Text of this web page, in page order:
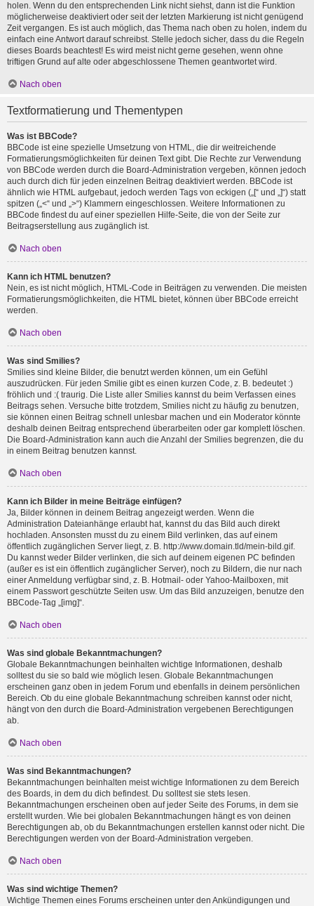
holen. Wenn du den entsprechenden Link nicht siehst, dann ist die Funktion
möglicherweise deaktiviert oder seit der letzten Markierung ist nicht genügend
Zeit vergangen. Es ist auch möglich, das Thema nach oben zu holen, indem du
einfach eine Antwort darauf schreibst. Stelle jedoch sicher, dass du die Regeln
dieses Boards beachtest! Es wird meist nicht gerne gesehen, wenn ohne
triftigen Grund auf alte oder abgeschlossene Themen geantwortet wird.
Nach oben
Textformatierung und Thementypen
Was ist BBCode?
BBCode ist eine spezielle Umsetzung von HTML, die dir weitreichende
Formatierungsmöglichkeiten für deinen Text gibt. Die Rechte zur Verwendung
von BBCode werden durch die Board-Administration vergeben, können jedoch
auch durch dich für jeden einzelnen Beitrag deaktiviert werden. BBCode ist
ähnlich wie HTML aufgebaut, jedoch werden Tags von eckigen („[“ und „]“) statt
spitzen („<“ und „>“) Klammern eingeschlossen. Weitere Informationen zu
BBCode findest du auf einer speziellen Hilfe-Seite, die von der Seite zur
Beitragserstellung aus zugänglich ist.
Nach oben
Kann ich HTML benutzen?
Nein, es ist nicht möglich, HTML-Code in Beiträgen zu verwenden. Die meisten
Formatierungsmöglichkeiten, die HTML bietet, können über BBCode erreicht
werden.
Nach oben
Was sind Smilies?
Smilies sind kleine Bilder, die benutzt werden können, um ein Gefühl
auszudrücken. Für jeden Smilie gibt es einen kurzen Code, z. B. bedeutet :)
fröhlich und :( traurig. Die Liste aller Smilies kannst du beim Verfassen eines
Beitrags sehen. Versuche bitte trotzdem, Smilies nicht zu häufig zu benutzen,
sie können einen Beitrag schnell unlesbar machen und ein Moderator könnte
deshalb deinen Beitrag entsprechend überarbeiten oder gar komplett löschen.
Die Board-Administration kann auch die Anzahl der Smilies begrenzen, die du
in einem Beitrag benutzen kannst.
Nach oben
Kann ich Bilder in meine Beiträge einfügen?
Ja, Bilder können in deinem Beitrag angezeigt werden. Wenn die
Administration Dateianhänge erlaubt hat, kannst du das Bild auch direkt
hochladen. Ansonsten musst du zu einem Bild verlinken, das auf einem
öffentlich zugänglichen Server liegt, z. B. http://www.domain.tld/mein-bild.gif.
Du kannst weder Bilder verlinken, die sich auf deinem eigenen PC befinden
(außer es ist ein öffentlich zugänglicher Server), noch zu Bildern, die nur nach
einer Anmeldung verfügbar sind, z. B. Hotmail- oder Yahoo-Mailboxen, mit
einem Passwort geschützte Seiten usw. Um das Bild anzuzeigen, benutze den
BBCode-Tag „[img]“.
Nach oben
Was sind globale Bekanntmachungen?
Globale Bekanntmachungen beinhalten wichtige Informationen, deshalb
solltest du sie so bald wie möglich lesen. Globale Bekanntmachungen
erscheinen ganz oben in jedem Forum und ebenfalls in deinem persönlichen
Bereich. Ob du eine globale Bekanntmachung schreiben kannst oder nicht,
hängt von den durch die Board-Administration vergebenen Berechtigungen
ab.
Nach oben
Was sind Bekanntmachungen?
Bekanntmachungen beinhalten meist wichtige Informationen zu dem Bereich
des Boards, in dem du dich befindest. Du solltest sie stets lesen.
Bekanntmachungen erscheinen oben auf jeder Seite des Forums, in dem sie
erstellt wurden. Wie bei globalen Bekanntmachungen hängt es von deinen
Berechtigungen ab, ob du Bekanntmachungen erstellen kannst oder nicht. Die
Berechtigungen werden von der Board-Administration vergeben.
Nach oben
Was sind wichtige Themen?
Wichtige Themen eines Forums erscheinen unter den Ankündigungen und